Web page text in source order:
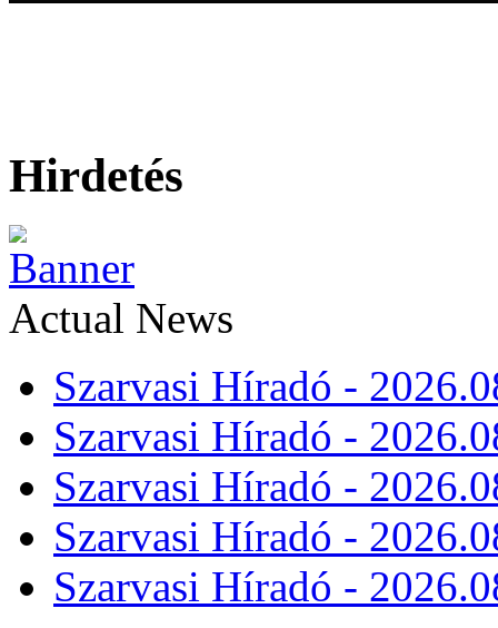
Hirdetés
Actual News
Szarvasi Híradó -
Szarvasi Híradó -
Szarvasi Híradó -
Szarvasi Híradó -
Szarvasi Híradó -